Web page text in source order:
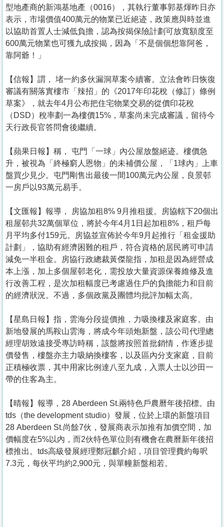
型地產商的新鴻基地產（0016），其執行董事郭基煇昨日亦
表示，市場價值400萬元的物業已近絕迹，政策應與時並進
以協助首置人士減低負擔，認為按揭保險計劃可放寬額度至
600萬元物業也可獲九成按揭，因為「不是個個想靠阿爸，
靠阿爺！」
【信報】謂， 堵一約多伙漏洞草案今續審。立法會昨日恢復
審議有關落實樓市「辣招」的《2017年印花稅（修訂）條例
草案》，就去年4月公布把住宅物業交易的從價印花稅
（DSD）稅率劃一為樓價15%，草案尚未完成審議，留待今
天行政長官答問會後繼續。
【蘋果日報】稱， 屯門「一球」內公屋放盤絕迹。樓價急
升，被視為「終極窮人恩物」的未補價公屋，「1球內」上車
盤買少見少。屯門剛售出最後一間100萬元內公屋，良景邨
一房戶以93萬元易手。
【文匯報】報導， 房協加租8% 9月推租援。房協轄下20個出
租屋邨共32萬個單位，將於今年4月1日起加租8%，租戶每
月平均多付159元。房協並宣佈於今年9月起推行「租金援助
計劃」，協助有經濟困難的租戶，符合資格的居民將可申請
減免一半租金。房協行政總裁黃傑龍指，加租是因為經營成
本上漲，加上多個屋邨老化，需投放大量資源保養維修及進
行改善工程，是次加租幅度已考慮過住戶的負擔能力和目前
的經濟狀況。不過，多個政黨及團體均批評加幅太高。
【星島日報】指，雲海分段提價推，力吸換樓及家庭客。由
新地發展的馬鞍山雲海，將成今年頭炮新盤，該公司代理總
經理胡致遠接受專訪時稱，該盤將按照首批銷情，作逐步提
價發售，樓盤亦主力吸納換樓客，以及區內分支家庭，目前
正積極收票，其中用家比例達八至九成，入票人士以沙田一
帶的住客為主。
【晴報】報導，28 Aberdeen St.兩特色戶農曆年後招標。由
tds（the development studio）發展，位於上環的新盤項目
28 Aberdeen St.尚餘7伙，發展商表示加推有加價空間，加
價幅度在5%以內，而2伙特色單位則有機會在農曆新年後招
標推出。tds高級發展經理鄭冠麒介紹，項目管理費約每呎
7.3元，每伙平均約2,900元，與單幢新盤相若。